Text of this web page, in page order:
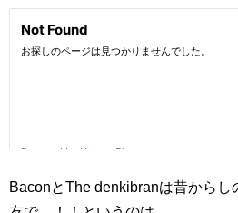
BaconとThe denkibranは昔からし